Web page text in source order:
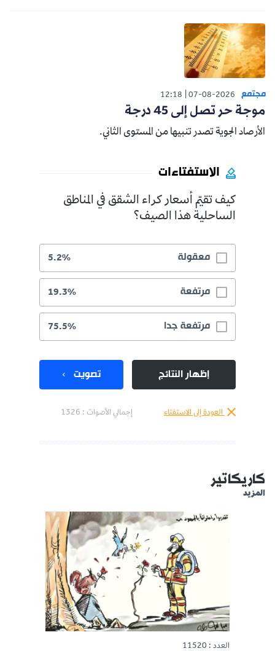
مجتمع 07-08-2026
12:18
موجة حر تصل إلى 45 درجة
الأرصاد الجوية تصدر تنبيها من المستوى الثاني.
الاستفتاءات
كيف تقيّم أسعار كراء الشقق في المناطق
الساحلية هذا الصيف؟
معقولة 5.2%
مرتفعة 19.3%
مرتفعة جدا 75.5%
إظهار النتائج تصويت
العودة إلى الاستفتاء إجمالي الأصوات : 1326
كاريكاتير
المزيد
العدد : 11520